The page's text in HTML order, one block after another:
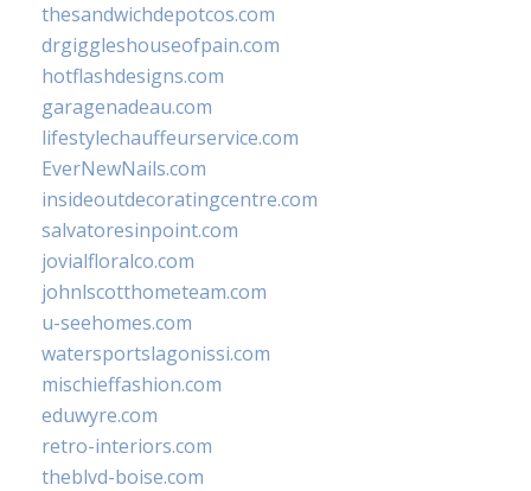
thesandwichdepotcos.com
drgiggleshouseofpain.com
hotflashdesigns.com
garagenadeau.com
lifestylechauffeurservice.com
EverNewNails.com
insideoutdecoratingcentre.com
salvatoresinpoint.com
jovialfloralco.com
johnlscotthometeam.com
u-seehomes.com
watersportslagonissi.com
mischieffashion.com
eduwyre.com
retro-interiors.com
theblvd-boise.com